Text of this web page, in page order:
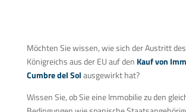
Möchten Sie wissen, wie sich der Austritt
Königreichs aus der EU auf den Kauf von
Cumbre del Solausgewirkt hat?
Wissen Sie, ob Sie eine Immobilie zu den